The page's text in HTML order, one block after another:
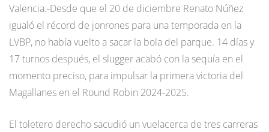
Valencia.-Desde que el 20 de diciembre Renato Núñez
igualó el récord de jonrones para una temporada en la
LVBP, no había vuelto a sacar la bola del parque. 14 días y
17 turnos después, el slugger acabó con la sequía en el
momento preciso, para impulsar la primera victoria del
Magallanes en el Round Robin 2024-2025.
El toletero derecho sacudió un vuelacerca de tres carreras